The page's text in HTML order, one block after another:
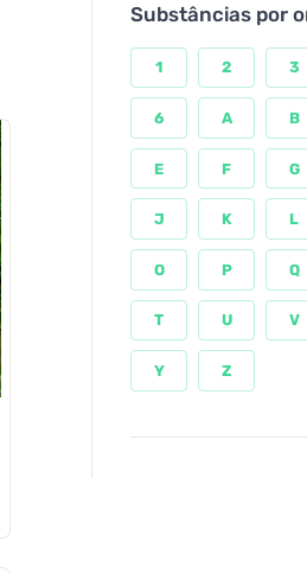
Substâncias por
1 2 3
6 A B
E F G
J K L
O P Q
T U V
Y Z